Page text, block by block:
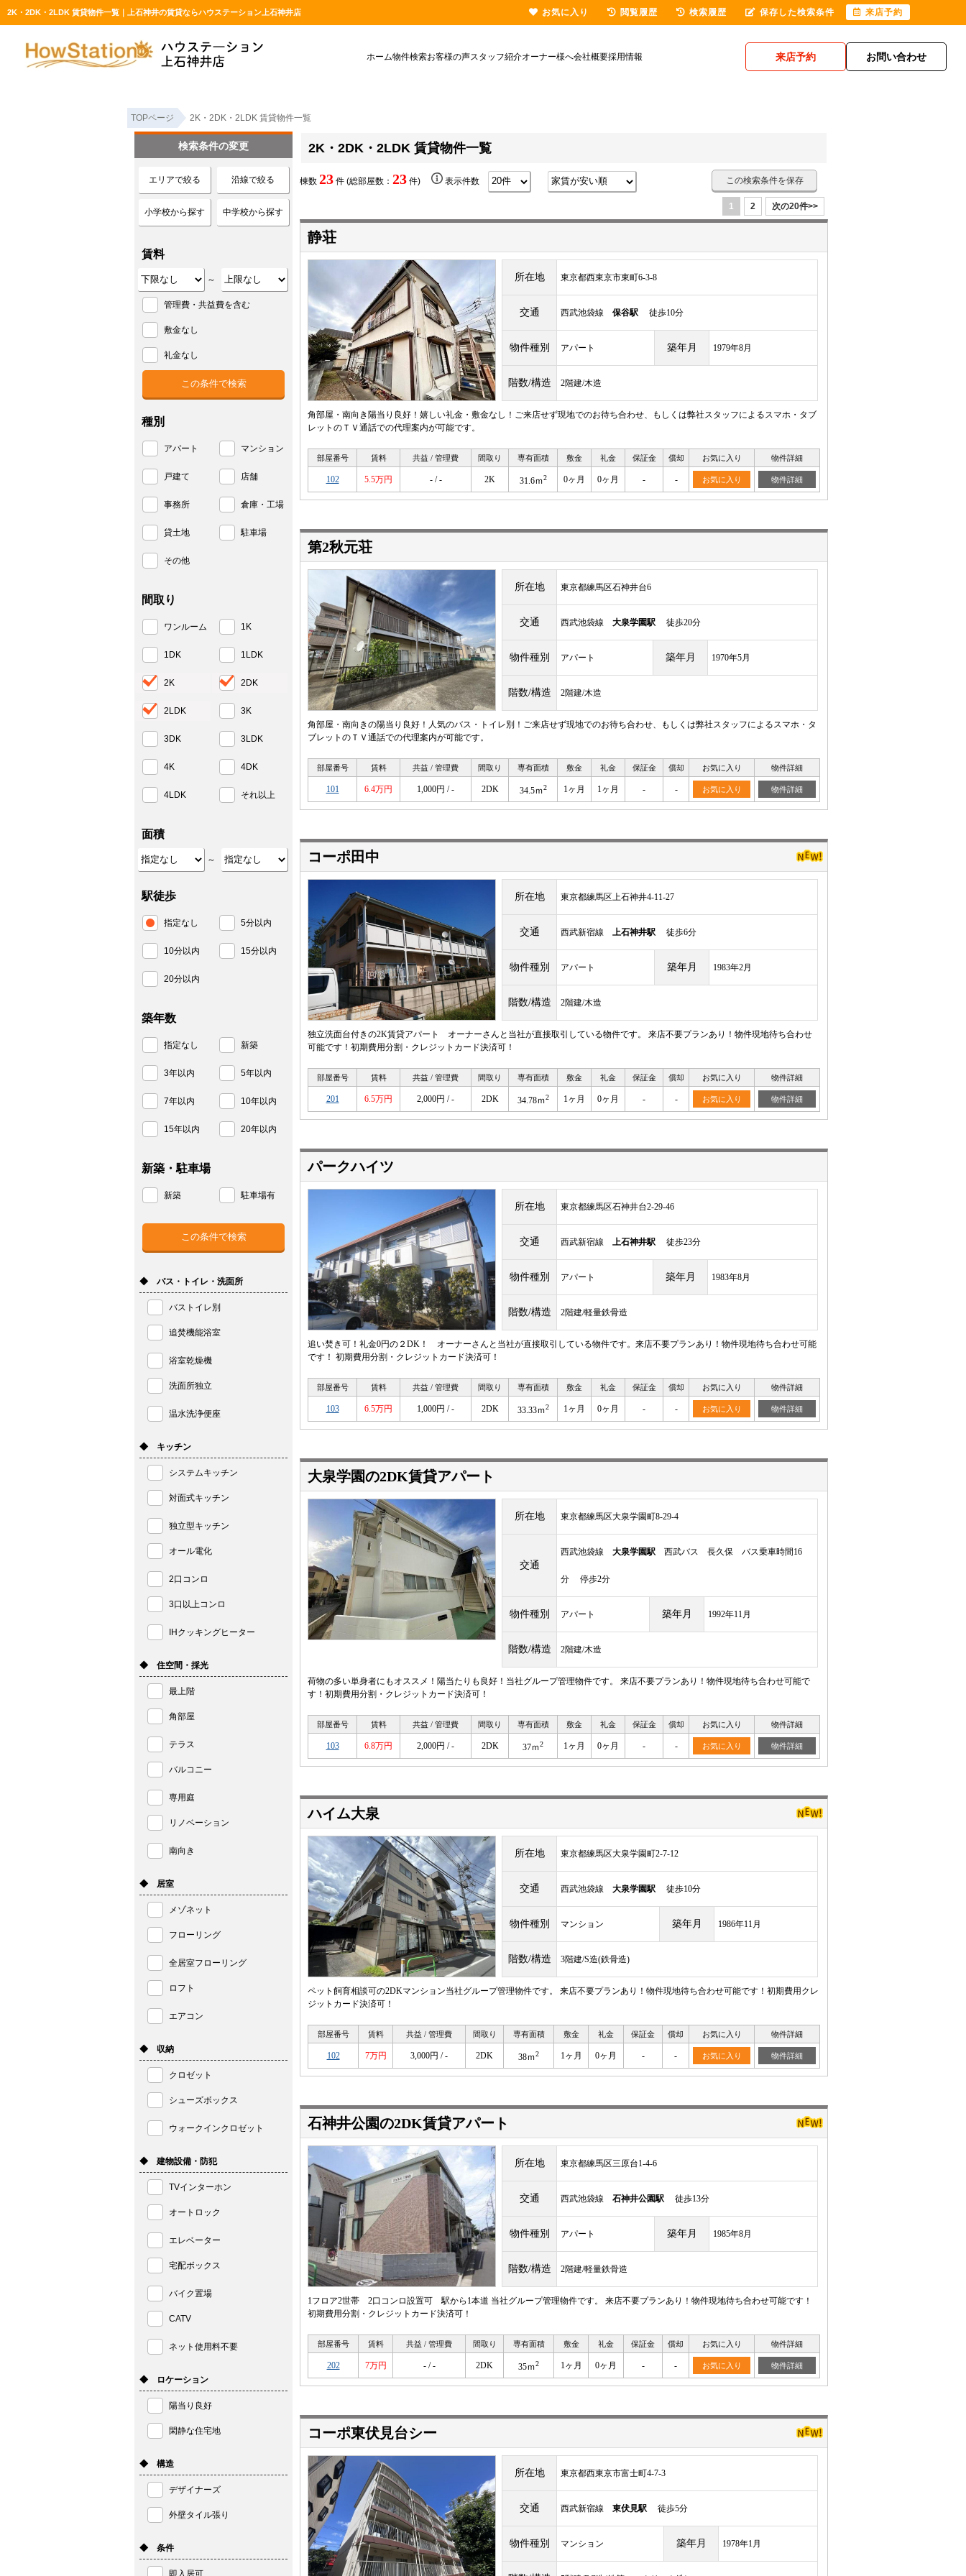
2K・2DK・2LDK 賃貸物件一覧｜上石神井の賃貸ならハウステーション上石神井店
ホーム物件検索お客様の声スタッフ紹介オーナー様へ会社概要採用情報 来店予約 お問い合わせ
TOPページ 2K・2DK・2LDK 賃貸物件一覧
2K・2DK・2LDK 賃貸物件一覧
棟数 23 件 (総部屋数： 23 件) 表示件数 この検索条件を保存
1 2 次の20件>>
静荘
所在地 東京都西東京市東町6-3-8
交通 西武池袋線 保谷駅 徒歩10分
物件種別 アパート 築年月 1979年8月
階数/構造 2階建/木造
角部屋・南向き陽当り良好！嬉しい礼金・敷金なし！ご来店せず現地でのお待ち合わせ、もしくは弊社スタッフによるスマホ・タブ
レットのＴＶ通話での代理案内が可能です。
部屋番号 賃料 共益 / 管理費 間取り 専有面積 敷金 礼金 保証金 償却 お気に入り 物件詳細
102 5.5万円 - / - 2K 31.6ｍ2 0ヶ月 0ヶ月 - - お気に入り 物件詳細
第2秋元荘
所在地 東京都練馬区石神井台6
交通 西武池袋線 大泉学園駅 徒歩20分
物件種別 アパート 築年月 1970年5月
階数/構造 2階建/木造
角部屋・南向きの陽当り良好！人気のバス・トイレ別！ご来店せず現地でのお待ち合わせ、もしくは弊社スタッフによるスマホ・タ
ブレットのＴＶ通話での代理案内が可能です。
部屋番号 賃料 共益 / 管理費 間取り 専有面積 敷金 礼金 保証金 償却 お気に入り 物件詳細
101 6.4万円 1,000円 / - 2DK 34.5ｍ2 1ヶ月 1ヶ月 - - お気に入り 物件詳細
コーポ田中
所在地 東京都練馬区上石神井4-11-27
交通 西武新宿線 上石神井駅 徒歩6分
物件種別 アパート 築年月 1983年2月
階数/構造 2階建/木造
独立洗面台付きの2K賃貸アパート オーナーさんと当社が直接取引している物件です。 来店不要プランあり！物件現地待ち合わせ
可能です！初期費用分割・クレジットカード決済可！
部屋番号 賃料 共益 / 管理費 間取り 専有面積 敷金 礼金 保証金 償却 お気に入り 物件詳細
201 6.5万円 2,000円 / - 2DK 34.78ｍ2 1ヶ月 0ヶ月 - - お気に入り 物件詳細
パークハイツ
所在地 東京都練馬区石神井台2-29-46
交通 西武新宿線 上石神井駅 徒歩23分
物件種別 アパート 築年月 1983年8月
階数/構造 2階建/軽量鉄骨造
追い焚き可！礼金0円の２DK！ オーナーさんと当社が直接取引している物件です。来店不要プランあり！物件現地待ち合わせ可能
です！ 初期費用分割・クレジットカード決済可！
部屋番号 賃料 共益 / 管理費 間取り 専有面積 敷金 礼金 保証金 償却 お気に入り 物件詳細
103 6.5万円 1,000円 / - 2DK 33.33ｍ2 1ヶ月 0ヶ月 - - お気に入り 物件詳細
大泉学園の2DK賃貸アパート
所在地 東京都練馬区大泉学園町8-29-4
交通
西武池袋線 大泉学園駅 西武バス 長久保 バス乗車時間16
分 停歩2分
物件種別 アパート 築年月 1992年11月
階数/構造 2階建/木造
荷物の多い単身者にもオススメ！陽当たりも良好！当社グループ管理物件です。 来店不要プランあり！物件現地待ち合わせ可能で
す！初期費用分割・クレジットカード決済可！
部屋番号 賃料 共益 / 管理費 間取り 専有面積 敷金 礼金 保証金 償却 お気に入り 物件詳細
103 6.8万円 2,000円 / - 2DK 37ｍ2 1ヶ月 0ヶ月 - - お気に入り 物件詳細
ハイム大泉
所在地 東京都練馬区大泉学園町2-7-12
交通 西武池袋線 大泉学園駅 徒歩10分
物件種別 マンション 築年月 1986年11月
階数/構造 3階建/S造(鉄骨造)
ペット飼育相談可の2DKマンション当社グループ管理物件です。 来店不要プランあり！物件現地待ち合わせ可能です！初期費用クレ
ジットカード決済可！
部屋番号 賃料 共益 / 管理費 間取り 専有面積 敷金 礼金 保証金 償却 お気に入り 物件詳細
102 7万円 3,000円 / - 2DK 38ｍ2 1ヶ月 0ヶ月 - - お気に入り 物件詳細
石神井公園の2DK賃貸アパート
所在地 東京都練馬区三原台1-4-6
交通 西武池袋線 石神井公園駅 徒歩13分
物件種別 アパート 築年月 1985年8月
階数/構造 2階建/軽量鉄骨造
1フロア2世帯 2口コンロ設置可 駅から1本道 当社グループ管理物件です。 来店不要プランあり！物件現地待ち合わせ可能です！
初期費用分割・クレジットカード決済可！
部屋番号 賃料 共益 / 管理費 間取り 専有面積 敷金 礼金 保証金 償却 お気に入り 物件詳細
202 7万円 - / - 2DK 35ｍ2 1ヶ月 0ヶ月 - - お気に入り 物件詳細
コーポ東伏見台シー
所在地 東京都西東京市富士町4-7-3
交通 西武新宿線 東伏見駅 徒歩5分
物件種別 マンション 築年月 1978年1月
検索条件の変更
エリアで絞る 沿線で絞る
小学校から探す 中学校から探す
賃料
～
管理費・共益費を含む
敷金なし
礼金なし
種別
アパート マンション
戸建て 店舗
事務所 倉庫・工場
貸土地 駐車場
その他
間取り
ワンルーム 1K
1DK 1LDK
2K 2DK
2LDK 3K
3DK 3LDK
4K 4DK
4LDK それ以上
面積
～
駅徒歩
指定なし 5分以内
10分以内 15分以内
20分以内
築年数
指定なし 新築
3年以内 5年以内
7年以内 10年以内
15年以内 20年以内
新築・駐車場
新築 駐車場有
◆ バス・トイレ・洗面所
バストイレ別
追焚機能浴室
浴室乾燥機
洗面所独立
温水洗浄便座
◆ キッチン
システムキッチン
対面式キッチン
独立型キッチン
オール電化
2口コンロ
3口以上コンロ
IHクッキングヒーター
◆ 住空間・採光
最上階
角部屋
テラス
バルコニー
専用庭
リノベーション
南向き
◆ 居室
メゾネット
フローリング
全居室フローリング
ロフト
エアコン
◆ 収納
クロゼット
シューズボックス
ウォークインクロゼット
◆ 建物設備・防犯
TVインターホン
オートロック
エレベーター
宅配ボックス
バイク置場
CATV
ネット使用料不要
◆ ロケーション
陽当り良好
閑静な住宅地
◆ 構造
デザイナーズ
外壁タイル張り
◆ 条件
即入居可
お気に入り 閲覧履歴 検索履歴 保存した検索条件 来店予約